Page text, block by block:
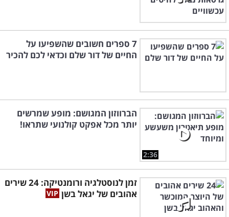
7 ספרים חשובים שהשפיעו על
החיים של דור שלם וכדאי לכם להכיר
2:36
הברווזון המגושם: מופע שמרשים
יותר מכל אפקט קולנועי שתראו!
זמן לנוסטלגיה ורומנטיקה: 24 שירים
אהובים של יגאל בשן